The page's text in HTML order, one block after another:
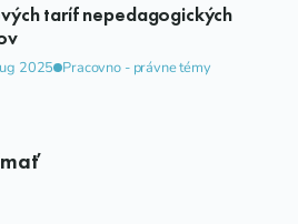
taríf nepedagogických
2025 Pracovno - právne témy